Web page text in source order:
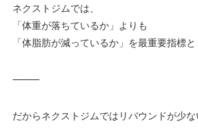
ネクストジムでは、
「体重が落ちているか」よりも
「体脂肪が減っているか」を最重要指標と
⸻
だからネクストジムではリバウンドが少な